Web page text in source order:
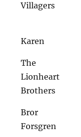
Villagers
Karen
The
Lionheart
Brothers
Bror
Forsgren